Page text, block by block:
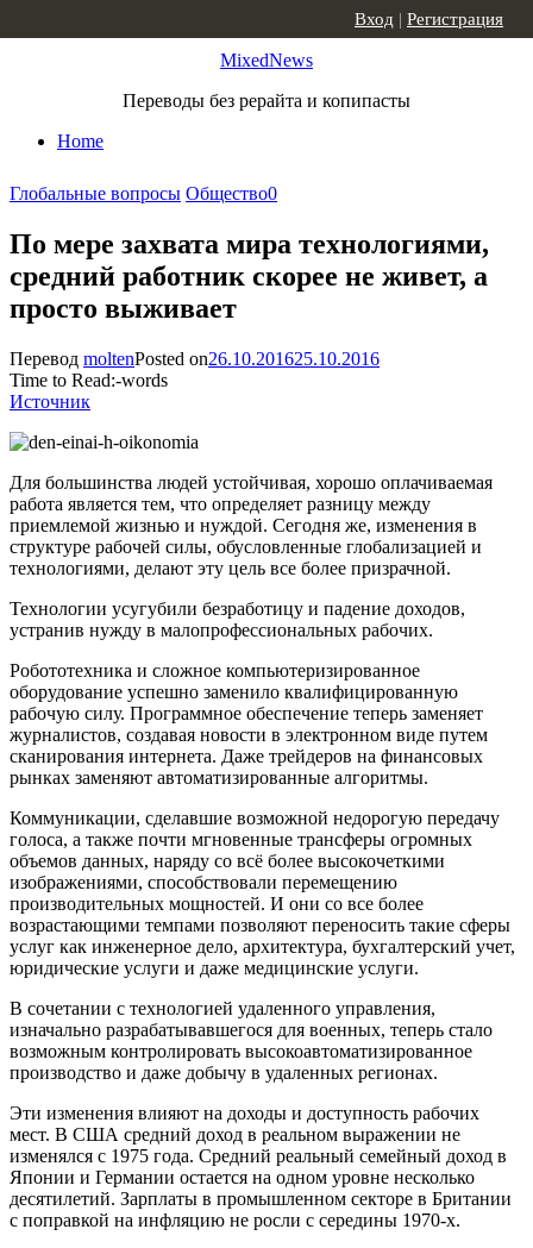
MixedNews
Переводы без рерайта и копипасты
Home
Вход | Регистрация
Глобальные вопросы Общество0
По мере захвата мира технологиями,
средний работник скорее не живет, а
просто выживает
Перевод moltenPosted on26.10.201625.10.2016
Time to Read:-words
Источник
Для большинства людей устойчивая, хорошо оплачиваемая
работа является тем, что определяет разницу между
приемлемой жизнью и нуждой. Сегодня же, изменения в
структуре рабочей силы, обусловленные глобализацией и
технологиями, делают эту цель все более призрачной.
Технологии усугубили безработицу и падение доходов,
устранив нужду в малопрофессиональных рабочих.
Робототехника и сложное компьютеризированное
оборудование успешно заменило квалифицированную
рабочую силу. Программное обеспечение теперь заменяет
журналистов, создавая новости в электронном виде путем
сканирования интернета. Даже трейдеров на финансовых
рынках заменяют автоматизированные алгоритмы.
Коммуникации, сделавшие возможной недорогую передачу
голоса, а также почти мгновенные трансферы огромных
объемов данных, наряду со всё более высокочеткими
изображениями, способствовали перемещению
производительных мощностей. И они со все более
возрастающими темпами позволяют переносить такие сферы
услуг как инженерное дело, архитектура, бухгалтерский учет,
юридические услуги и даже медицинские услуги.
В сочетании с технологией удаленного управления,
изначально разрабатывавшегося для военных, теперь стало
возможным контролировать высокоавтоматизированное
производство и даже добычу в удаленных регионах.
Эти изменения влияют на доходы и доступность рабочих
мест. В США средний доход в реальном выражении не
изменялся с 1975 года. Средний реальный семейный доход в
Японии и Германии остается на одном уровне несколько
десятилетий. Зарплаты в промышленном секторе в Британии
с поправкой на инфляцию не росли с середины 1970-х.